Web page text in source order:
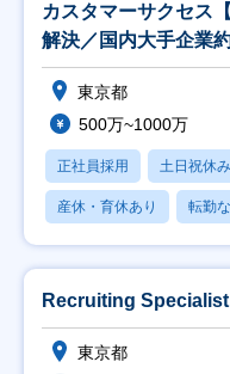
カスタマーサクセス
解決／国内大手企業
東京都
500万~1000万
正社員採用 土日祝休み
産休・育休あり 転勤
Recruiting Specialist
東京都